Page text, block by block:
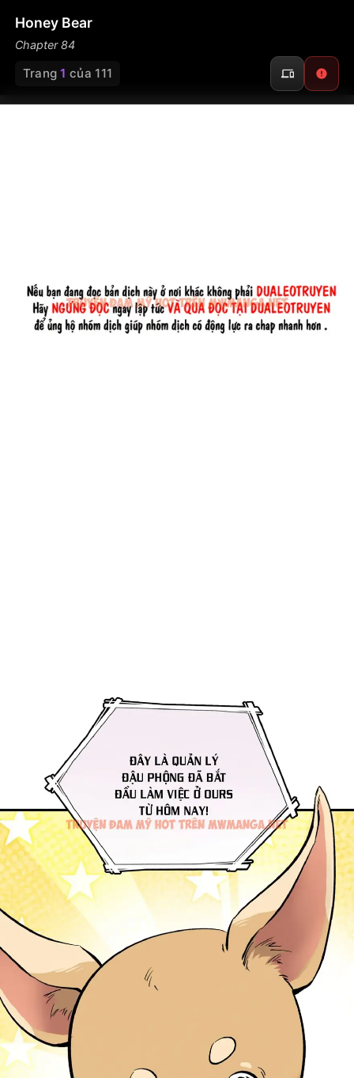
Honey Bear
Chapter 84
Trang1 của 111